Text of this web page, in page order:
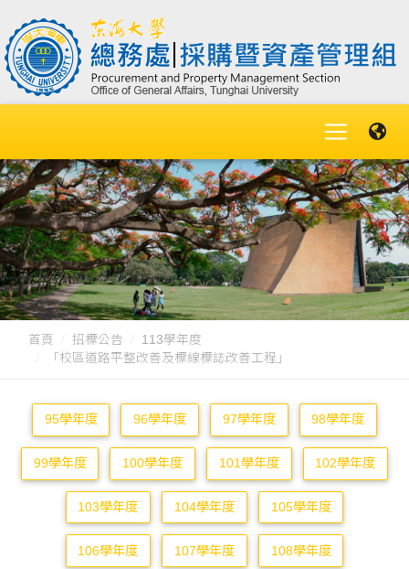
首頁 招標公告
113學年度
「校區道路平整改善及標線標誌改善工程」
95學年度 96學年度 97學年度 98學年度
99學年度 100學年度 101學年度 102學年度
103學年度 104學年度 105學年度
106學年度 107學年度 108學年度